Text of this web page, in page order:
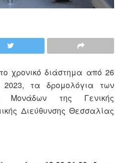
χρονικό διάστημα από 26
2023, τα δρομολόγια των
Μονάδων της Γενικής
Διεύθυνσης Θεσσαλίας